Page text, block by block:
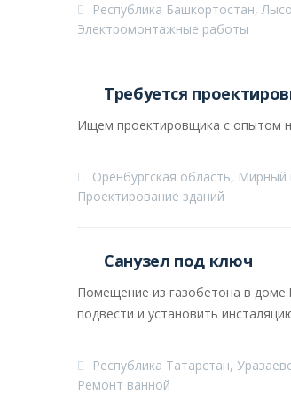
Республика Башкортостан,
Электромонтажные работы
Требуется
Ищем проектировщика с опытом
Оренбургская область,
Проектирование зданий
Санузел под ключ
Помещение из газобетона в
подвести и установить
Республика Татарстан,
Ремонт ванной